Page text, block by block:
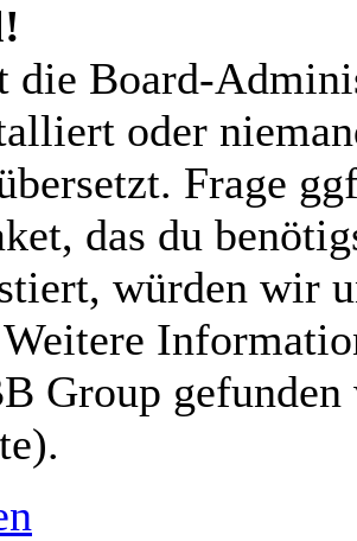
die Board-
oder
Frage
das du
würden wir
Group